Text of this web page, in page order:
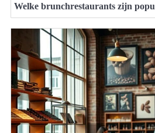
Welke brunchrestaurants zijn